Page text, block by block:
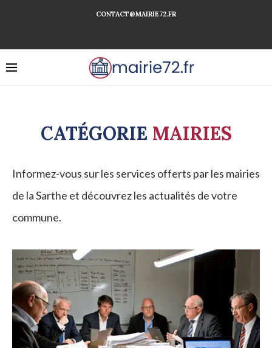
CONTACT@MAIRIE72.FR
CATÉGORIE MAIRIES
Informez-vous sur les services offerts par les mairies
de la Sarthe et découvrez les actualités de votre
commune.